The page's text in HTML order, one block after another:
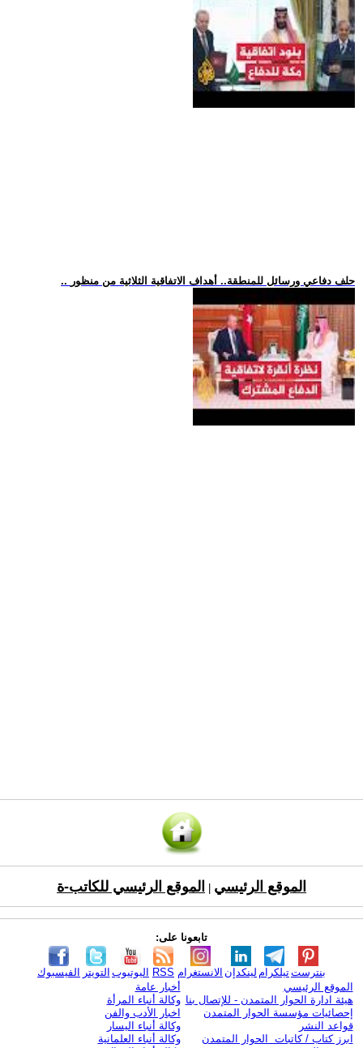
.. حلف دفاعي ورسائل للمنطقة.. أهداف الاتفاقية الثلاثية من منظور
الموقع الرئيسي الموقع الرئيسي للكاتب-ة
تابعونا على:
الفيسبوك التويتر اليوتيوب RSS الانستغرام لينكدإن تيلكرامبنترست
الموقع الرئيسي
هيئة ادارة الحوار المتمدن - للإتصال بنا
إحصائيات مؤسسة الحوار المتمدن
قواعد النشر
ابرز كتاب / كاتبات الحوار المتمدن
أخبار عامة
وكالة أنباء المرأة
اخبار الأدب والفن
وكالة أنباء اليسار
وكالة أنباء العلمانية